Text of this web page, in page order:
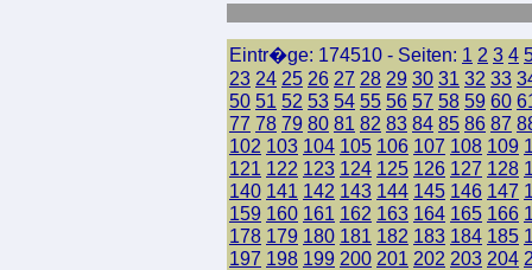
Eintr�ge: 174510 - Seiten: 1 2 3 4
23 24 25 26 27 28 29 30 31 32 33
50 51 52 53 54 55 56 57 58 59 60
77 78 79 80 81 82 83 84 85 86 87
102 103 104 105 106 107 108 109
121 122 123 124 125 126 127 128
140 141 142 143 144 145 146 147
159 160 161 162 163 164 165 166
178 179 180 181 182 183 184 185
197 198 199 200 201 202 203 204